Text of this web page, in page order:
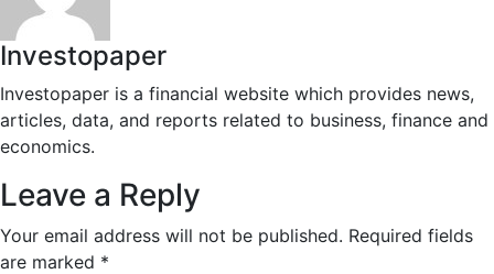
Investopaper
Investopaper is a financial website which provides news,
articles, data, and reports related to business, finance and
economics.
Leave a Reply
Your email address will not be published. Required fields
are marked *